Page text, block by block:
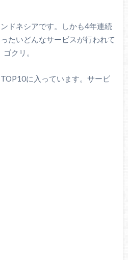
ドネシアです。しかも4年連続
たいどんなサービスが行われて
クリ。
に入っています。サービ